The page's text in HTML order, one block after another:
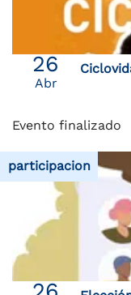
26
Abr
Evento finalizado
participacion